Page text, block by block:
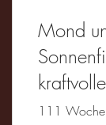
Mond
111